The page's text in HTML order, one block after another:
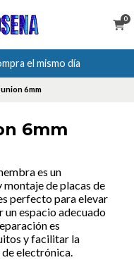
0
el mismo día
6mm
6mm
es un
montaje de placas de
perfecto para elevar
un espacio adecuado
es
y facilitar la
electrónica.